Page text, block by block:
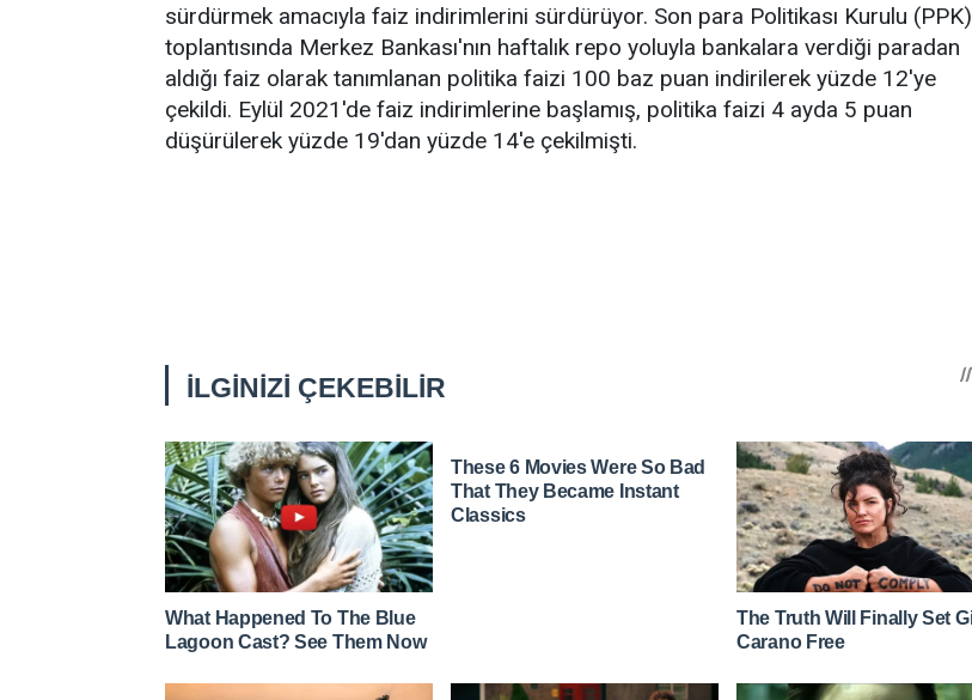
sürdürmek amacıyla faiz indirimlerini sürdürüyor. Son para Politikası Kurulu (PPK)
toplantısında Merkez Bankası'nın haftalık repo yoluyla bankalara verdiği paradan
aldığı faiz olarak tanımlanan politika faizi 100 baz puan indirilerek yüzde 12'ye
çekildi. Eylül 2021'de faiz indirimlerine başlamış, politika faizi 4 ayda 5 puan
düşürülerek yüzde 19'dan yüzde 14'e çekilmişti.